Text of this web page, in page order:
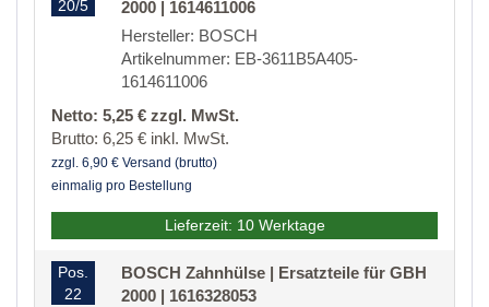
20/5
2000 | 1614611006
Hersteller: BOSCH
Artikelnummer: EB-3611B5A405-
1614611006
Netto: 5,25 € zzgl. MwSt.
Brutto: 6,25 € inkl. MwSt.
zzgl. 6,90 € Versand (brutto)
einmalig pro Bestellung
Lieferzeit: 10 Werktage
Pos.
22
BOSCH Zahnhülse | Ersatzteile für GBH
2000 | 1616328053